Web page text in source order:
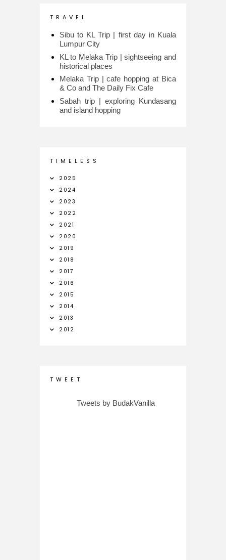
T R A V E L
Sibu to KL Trip | first day in Kuala
Lumpur City
KL to Melaka Trip | sightseeing and
historical places
Melaka Trip | cafe hopping at Bica
& Co and The Daily Fix Cafe
Sabah trip | exploring Kundasang
and island hopping
T I M E L E S S
2025
2024
2023
2022
2021
2020
2019
2018
2017
2016
2015
2014
2013
2012
T W E E T
Tweets by BudakVanilla